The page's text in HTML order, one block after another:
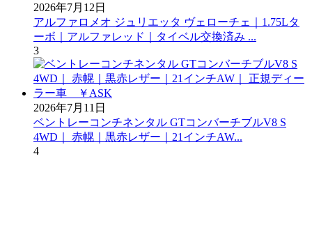
2026年7月12日
アルファロメオ ジュリエッタ ヴェローチェ｜1.75Lタ
ーボ｜アルファレッド｜タイベル交換済み ...
3
2026年7月11日
ベントレーコンチネンタル GTコンバーチブルV8 S
4WD｜ 赤幌｜黒赤レザー｜21インチAW...
4